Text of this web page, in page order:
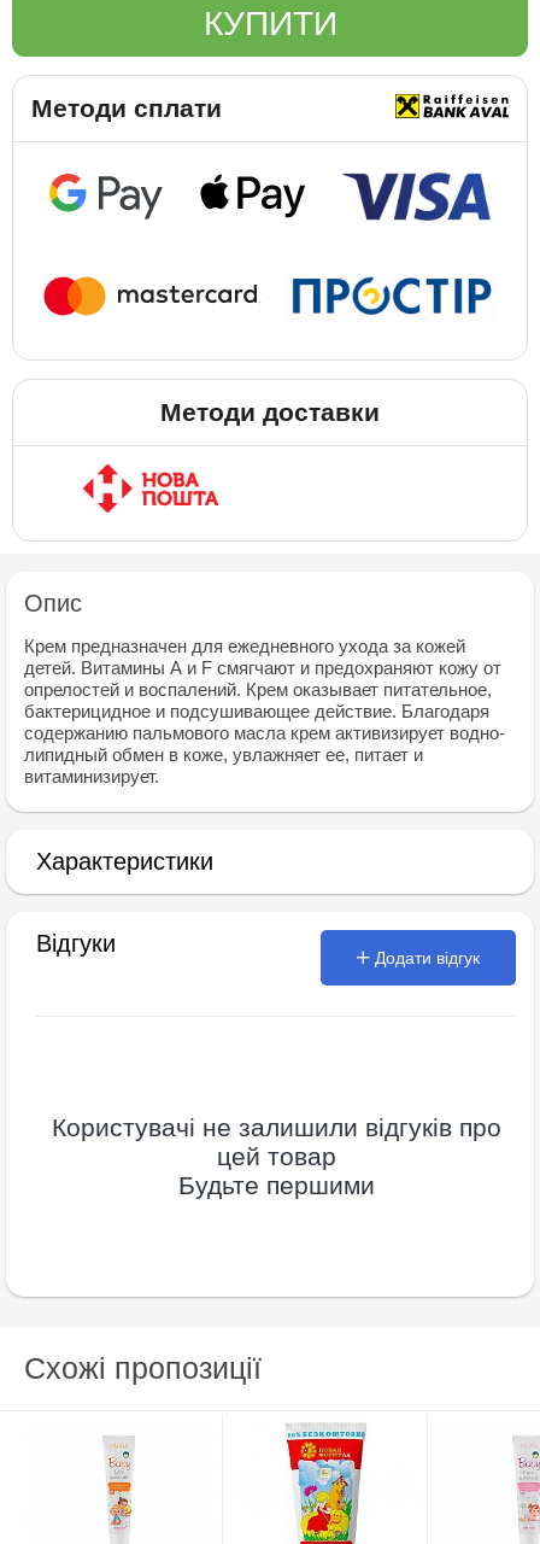
КУПИТИ
Методи сплати
Методи доставки
Опис
Крем предназначен для ежедневного ухода за кожей
детей. Витамины А и F смягчают и предохраняют кожу от
опрелостей и воспалений. Крем оказывает питательное,
бактерицидное и подсушивающее действие. Благодаря
содержанию пальмового масла крем активизирует водно-
липидный обмен в коже, увлажняет ее, питает и
витаминизирует.
Характеристики
Відгуки
Додати відгук
Користувачі не залишили відгуків про
цей товар
Будьте першими
Схожі пропозиції